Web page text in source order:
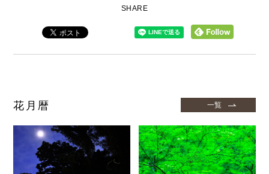
SHARE
花月暦 一覧